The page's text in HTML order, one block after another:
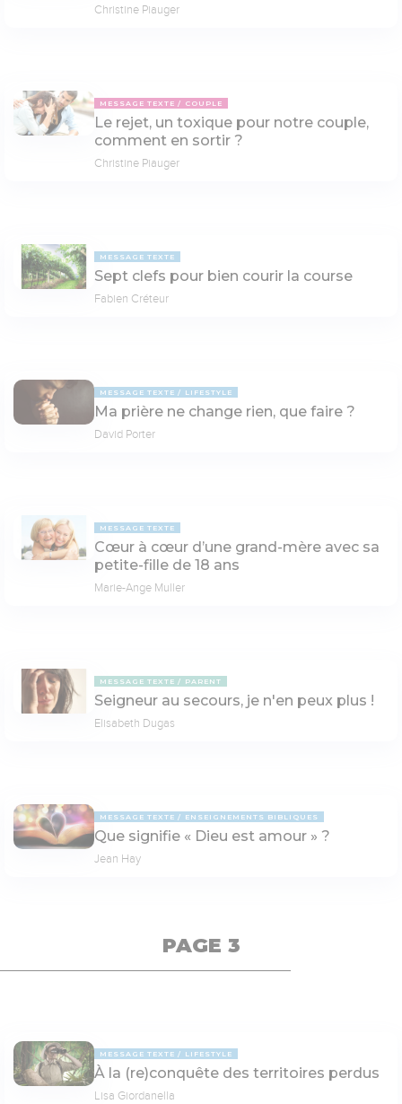
Christine Piauger
MESSAGE TEXTE COUPLE
Le rejet, un toxique pour notre couple,
comment en sortir ?
Christine Piauger
MESSAGE TEXTE
Sept clefs pour bien courir la course
Fabien Créteur
MESSAGE TEXTE LIFESTYLE
Ma prière ne change rien, que faire ?
David Porter
MESSAGE TEXTE
Cœur à cœur d’une grand-mère avec sa
petite-fille de 18 ans
Marie-Ange Muller
MESSAGE TEXTE PARENT
Seigneur au secours, je n'en peux plus !
Elisabeth Dugas
MESSAGE TEXTE ENSEIGNEMENTS BIBLIQUES
Que signifie « Dieu est amour » ?
Jean Hay
PAGE 3
MESSAGE TEXTE LIFESTYLE
À la (re)conquête des territoires perdus
Lisa Giordanella